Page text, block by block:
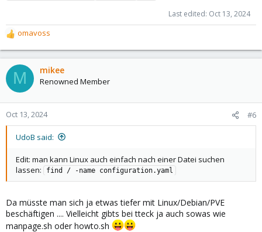
Last edited: Oct 13, 2024
R
e
a
c
t
o
n
omavoss
M mikee
Renowned Member
Oct 13, 2024 #6
UdoB said:
Edit: man kann Linux auch einfach nach einer Datei suchen
lassen:
find / -name configuration.yaml
Da müsste man sich ja etwas tiefer mit Linux/Debian/PVE
beschäftigen .... Vielleicht gibts bei tteck ja auch sowas wie
manpage.sh oder howto.sh